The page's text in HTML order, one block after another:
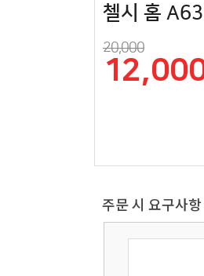
첼시 홈
20,000
주문 시 요구사